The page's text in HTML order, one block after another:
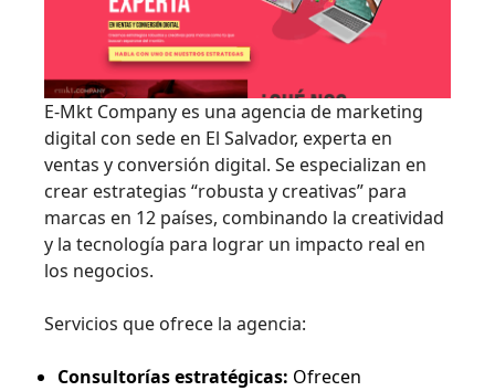
E-Mkt Company es una agencia de marketing
digital con sede en El Salvador, experta en
ventas y conversión digital. Se especializan en
crear estrategias “robusta y creativas” para
marcas en 12 países, combinando la creatividad
y la tecnología para lograr un impacto real en
los negocios.
Servicios que ofrece la agencia:
Consultorías estratégicas: Ofrecen